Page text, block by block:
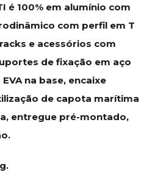
é 100% em alumínio com
com perfil em T
e acessórios com
de fixação em aço
na base, encaixe
de capota marítima
entregue pré-montado,